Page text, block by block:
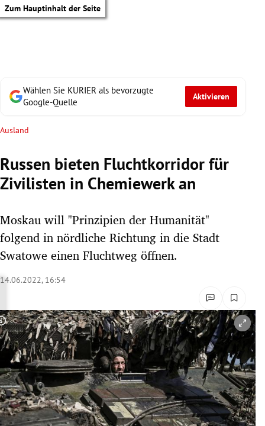
Zum Hauptinhalt der Seite
Untermenü
Untermenü
Untermenü
Untermenü
Untermenü
Untermenü
Wählen Sie KURIER als bevorzugte
Google-Quelle
Aktivieren
Ausland
Russen bieten Fluchtkorridor für
Zivilisten in Chemiewerk an
Moskau will "Prinzipien der Humanität"
folgend in nördliche Richtung in die Stadt
Swatowe einen Fluchtweg öffnen.
14.06.2022, 16:54
Copyright-Hinweis öffnen/schließen